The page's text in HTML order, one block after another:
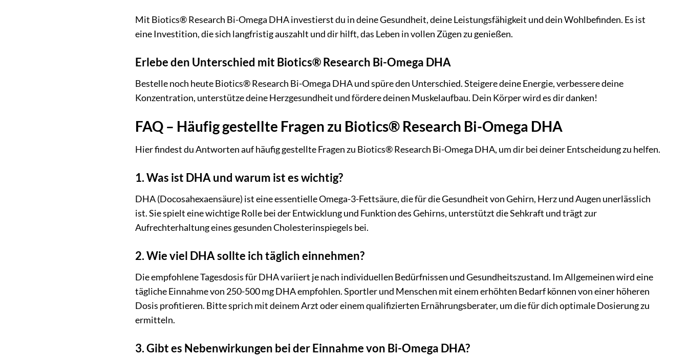
Mit Biotics® Research Bi-Omega DHA investierst du in deine Gesundheit, deine Leistungsfähigkeit und dein Wohlbefinden. Es ist
eine Investition, die sich langfristig auszahlt und dir hilft, das Leben in vollen Zügen zu genießen.
Erlebe den Unterschied mit Biotics® Research Bi-Omega DHA
Bestelle noch heute Biotics® Research Bi-Omega DHA und spüre den Unterschied. Steigere deine Energie, verbessere deine
Konzentration, unterstütze deine Herzgesundheit und fördere deinen Muskelaufbau. Dein Körper wird es dir danken!
FAQ – Häufig gestellte Fragen zu Biotics® Research Bi-Omega DHA
Hier findest du Antworten auf häufig gestellte Fragen zu Biotics® Research Bi-Omega DHA, um dir bei deiner Entscheidung zu helfen.
1. Was ist DHA und warum ist es wichtig?
DHA (Docosahexaensäure) ist eine essentielle Omega-3-Fettsäure, die für die Gesundheit von Gehirn, Herz und Augen unerlässlich
ist. Sie spielt eine wichtige Rolle bei der Entwicklung und Funktion des Gehirns, unterstützt die Sehkraft und trägt zur
Aufrechterhaltung eines gesunden Cholesterinspiegels bei.
2. Wie viel DHA sollte ich täglich einnehmen?
Die empfohlene Tagesdosis für DHA variiert je nach individuellen Bedürfnissen und Gesundheitszustand. Im Allgemeinen wird eine
tägliche Einnahme von 250-500 mg DHA empfohlen. Sportler und Menschen mit einem erhöhten Bedarf können von einer höheren
Dosis profitieren. Bitte sprich mit deinem Arzt oder einem qualifizierten Ernährungsberater, um die für dich optimale Dosierung zu
ermitteln.
3. Gibt es Nebenwirkungen bei der Einnahme von Bi-Omega DHA?